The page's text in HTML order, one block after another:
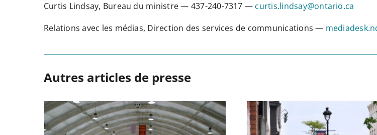
Curtis Lindsay, Bureau du ministre — 437-240-7317 — curtis.lindsay@ontario.ca
Relations avec les médias, Direction des services de communications —
Autres articles de presse